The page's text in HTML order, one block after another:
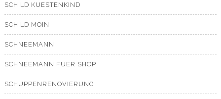
SCHILD KUESTENKIND
SCHILD MOIN
SCHNEEMANN
SCHNEEMANN FUER SHOP
SCHUPPENRENOVIERUNG